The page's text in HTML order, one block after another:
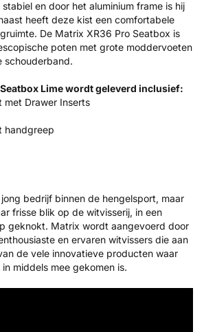
en door het aluminium frame is hij
heeft deze kist een comfortabele
De Matrix XR36 Pro Seatbox is
poten met grote moddervoeten
schouderband.
Lime wordt geleverd inclusief:
met Drawer Inserts
handgreep
bedrijf binnen de hengelsport, maar
frisse blik op de witvisserij, in een
geknokt. Matrix wordt aangevoerd door
en ervaren witvissers die aan
de vele innovatieve producten waar
middels mee gekomen is.